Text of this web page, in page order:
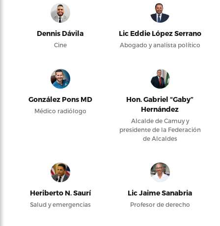
Dennis Dávila
Cine
Lic Eddie López Serrano
Abogado y analista político
González Pons MD
Médico radiólogo
Hon. Gabriel “Gaby”
Hernández
Alcalde de Camuy y
presidente de la Federación
de Alcaldes
Heriberto N. Saurí
Salud y emergencias
Lic Jaime Sanabria
Profesor de derecho